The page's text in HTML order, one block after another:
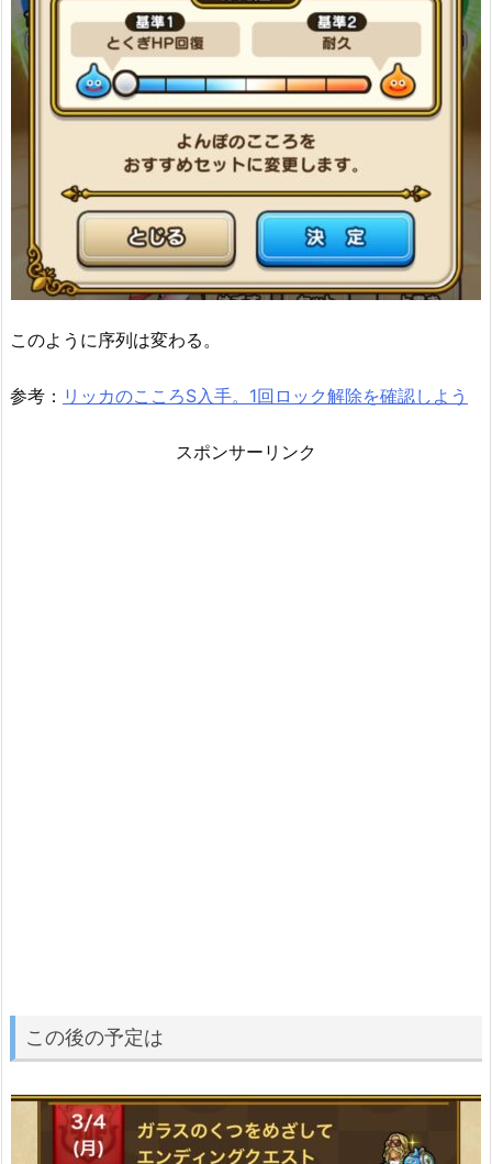
このように序列は変わる。
参考： リッカのこころS入手。1回ロック解除を確認しよう
スポンサーリンク
この後の予定は